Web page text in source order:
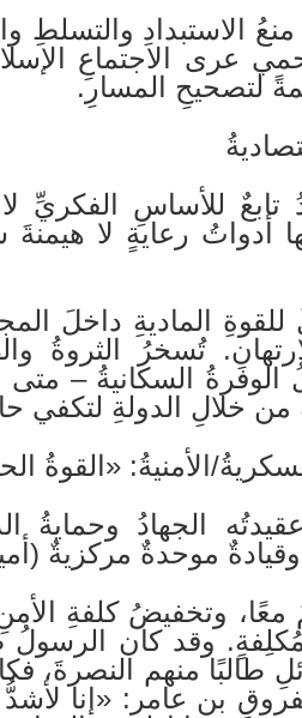
منعُ الاستبدادِ والتسلطِ
عرى الاجتماعِ
لتصحيحِ المسارِ.
تابعٌ للأساسِ
أدواتُ رعايةٍ لا
للقوةِ الماديةِ داخلَ
تُسخرُ الثروةُ
الوفرةُ السكانيةُ –
من خلالِ الدولةِ لتكفي
الأمنيةُ: «القوةُ
الجهادُ وحمايةُ
موحدةٌ مركزيةٌ
وتخفيضُ كلفةِ
مُكلِفةٍ. وقد كان
طالبًا منهم النصرةَ،
بن عامر: «إنا